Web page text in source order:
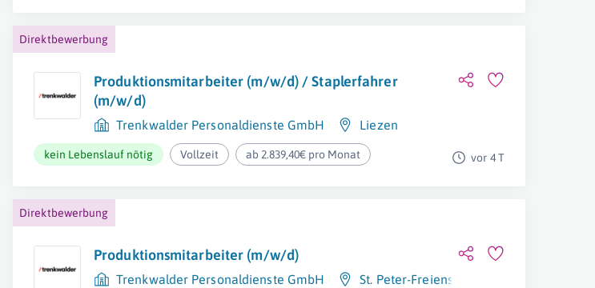
Direktbewerbung
Produktionsmitarbeiter (m/w/d) / Staplerfahrer
(m/w/d)
Trenkwalder Personaldienste GmbH Liezen
kein Lebenslauf nötig Vollzeit ab 2.839,40€ pro Monat vor 4 T
Direktbewerbung
Produktionsmitarbeiter (m/w/d)
Trenkwalder Personaldienste GmbH St. Peter-Freienstein